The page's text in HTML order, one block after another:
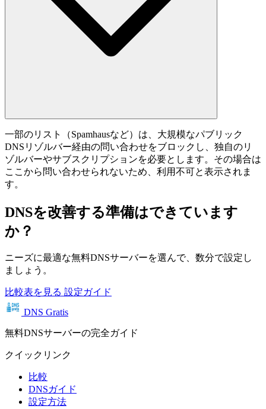
一部のリスト（Spamhausなど）は、大規模なパブリック
DNSリゾルバー経由の問い合わせをブロックし、独自のリ
ゾルバーやサブスクリプションを必要とします。その場合は
ここから問い合わせられないため、利用不可と表示されま
す。
DNSを改善する準備はできています
か？
ニーズに最適な無料DNSサーバーを選んで、数分で設定し
ましょう。
比較表を見る 設定ガイド
DNS Gratis
無料DNSサーバーの完全ガイド
クイックリンク
比較
DNSガイド
設定方法